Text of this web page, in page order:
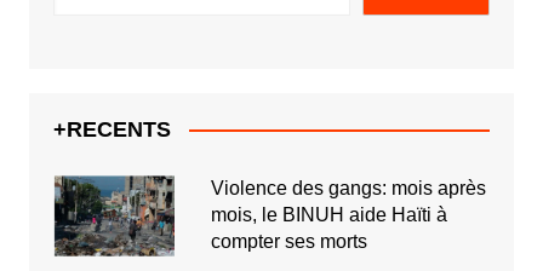
+RECENTS
Violence des gangs: mois après
mois, le BINUH aide Haïti à
compter ses morts